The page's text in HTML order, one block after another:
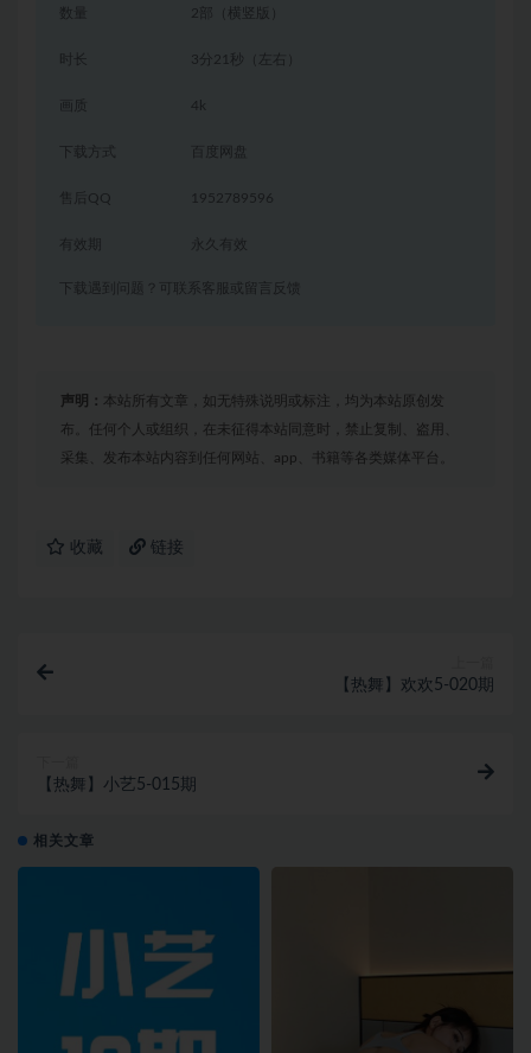
数量 2部（横竖版）
时长 3分21秒（左右）
4k
下载方式 百度网盘
售后QQ 1952789596
有效期 永久有效
下载遇到问题？可联系客服或留言反馈
声明： 本站所有文章，如无特殊说明或标注，均为本站原创发
布。任何个人或组织，在未征得本站同意时，禁止复制、盗用、
采集、发布本站内容到任何网站、app、书籍等各类媒体平台。
收藏 链接
【热舞】欢欢5-020期
【热舞】小艺5-015期
相关文章